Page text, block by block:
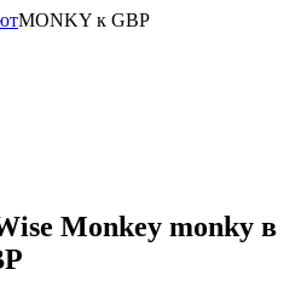
MONKY к GBP
Monkey monky в